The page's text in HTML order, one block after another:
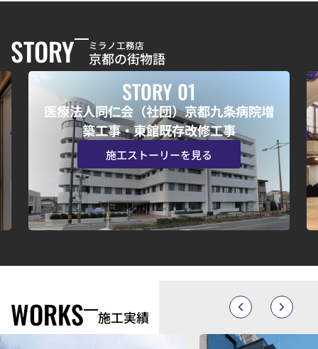
STORY ミラノ工務店
京都の街物語
STORY 02
今出川キャンパス栄光館改修工事（空
調・衛生設備等）
施工ストーリーを見る
WORKS 施工実績